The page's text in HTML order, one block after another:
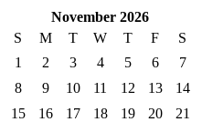
November 2026
S
M T W T F
S
1
2 3 4 5 6
7
8
9 10 11 12 13
14
15
16 17 18 19 20
21